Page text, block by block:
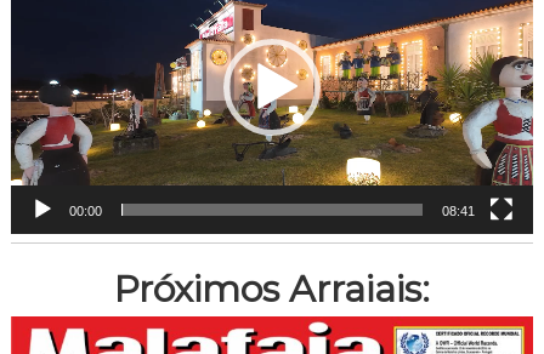
00:00 08:41
Próximos Arraiais: